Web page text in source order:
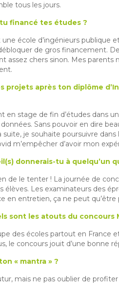
tous les jours.
financé tes études ?
école d’ingénieurs publique et
de gros financement.
assez chers sinon. Mes
projets après ton diplôme
en stage de fin d’études dans
Sans pouvoir en dire
suite, je souhaite poursuivre
m’empêcher d’avoir mon
donnerais-tu à quelqu’un
de le tenter ! La journée de
élèves. Les examinateurs des
en entretien, ça ne peut qu’être
sont les atouts du concours
des écoles partout en France
le concours jouit d’une bonne
« mantra » ?
mais ne pas oublier de